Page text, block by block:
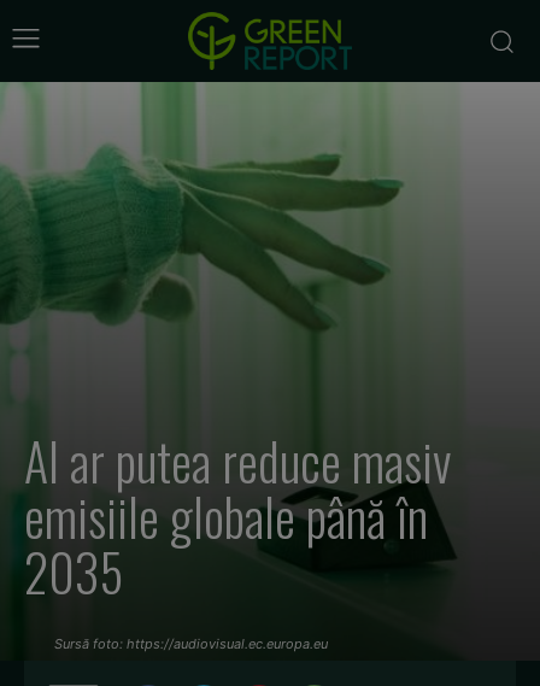
AI ar putea reduce masiv
emisiile globale până în
2035
Sursă foto: https://audiovisual.ec.europa.eu